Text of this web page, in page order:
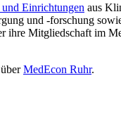
Einrichtungen aus
und -forschung
ihre Mitgliedschaft im
MedEcon Ruhr.